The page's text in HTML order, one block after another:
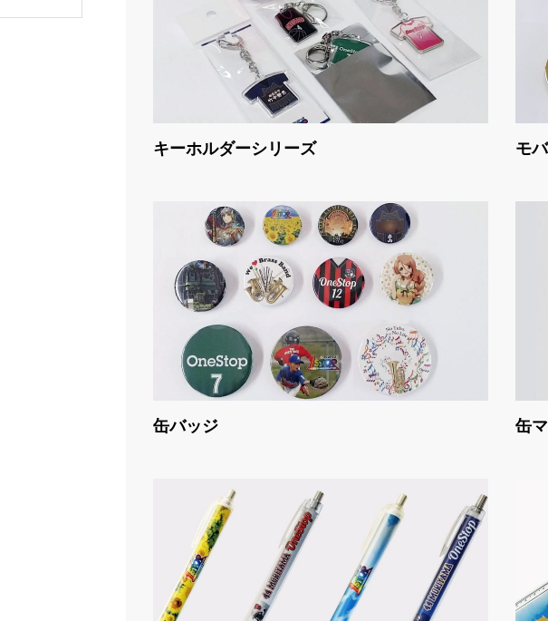
キーホルダーシリーズ モ
缶バッジ 缶